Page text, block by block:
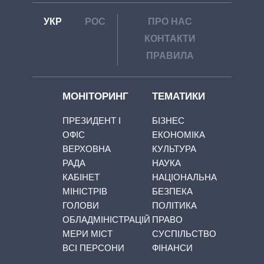
УКР РОС
ПРО НАС
КОНТАКТИ
ПРАВИЛА
МОНІТОРИНГ
ПРЕЗИДЕНТ І
ОФІС
ВЕРХОВНА
РАДА
КАБІНЕТ
МІНІСТРІВ
ГОЛОВИ
ОБЛАДМІНІСТРАЦІЙ
МЕРИ МІСТ
ВСІ ПЕРСОНИ
ТЕМАТИКИ
БІЗНЕС
ЕКОНОМІКА
КУЛЬТУРА
НАУКА
НАЦІОНАЛЬНА
БЕЗПЕКА
ПОЛІТИКА
ПРАВО
СУСПІЛЬСТВО
ФІНАНСИ